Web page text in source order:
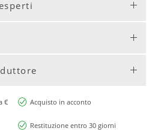
€
Acquisto in acconto
Restituzione entro 30 giorni